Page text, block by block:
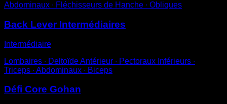
Abdominaux ∙ Fléchisseurs de Hanche ∙ Obliques
Back Lever Intermédiaires
Intermédiaire
Lombaires ∙ Deltoïde Antérieur ∙ Pectoraux Inférieurs ∙
Triceps ∙ Abdominaux ∙ Biceps
Défi Core Gohan